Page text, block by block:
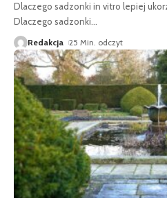
Dlaczego sadzonki in vitro lepiej
Dlaczego sadzonki…
Redakcja 25 Min. odczyt